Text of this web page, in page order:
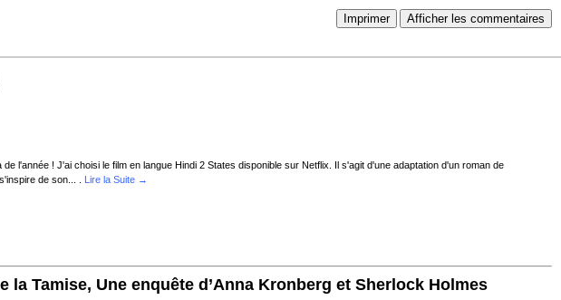
Imprimer Afficher les commentaires
l'année ! J'ai choisi le film en langue Hindi 2 States disponible sur Netflix. Il s'agit d'une adaptation d'un roman de
de son... . Lire la Suite →
la Tamise, Une enquête d’Anna Kronberg et Sherlock Holmes